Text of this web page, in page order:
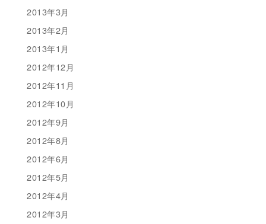
2013年3月
2013年2月
2013年1月
2012年12月
2012年11月
2012年10月
2012年9月
2012年8月
2012年6月
2012年5月
2012年4月
2012年3月